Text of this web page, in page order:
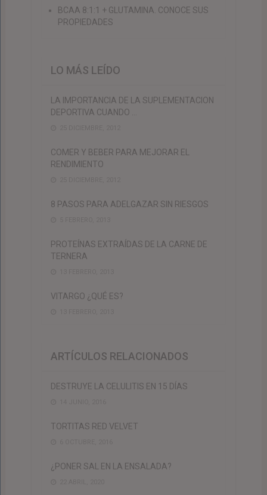
BCAA 8:1:1 + GLUTAMINA. CONOCE SUS
PROPIEDADES
LO MÁS LEÍDO
LA IMPORTANCIA DE LA SUPLEMENTACION
DEPORTIVA CUANDO …
COMER Y BEBER PARA MEJORAR EL
RENDIMIENTO
8 PASOS PARA ADELGAZAR SIN RIESGOS
PROTEÍNAS EXTRAÍDAS DE LA CARNE DE
TERNERA
VITARGO ¿QUÉ ES?
ARTÍCULOS RELACIONADOS
DESTRUYE LA CELULITIS EN 15 DÍAS
TORTITAS RED VELVET
¿PONER SAL EN LA ENSALADA?